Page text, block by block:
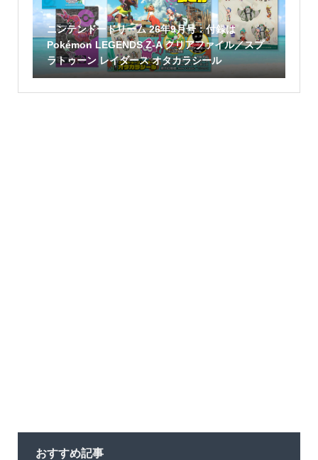
ニンテンドードリーム 26年9月号：付録は
Pokémon LEGENDS Z-A クリアファイル／スプ
ラトゥーン レイダース オタカラシール
おすすめ記事